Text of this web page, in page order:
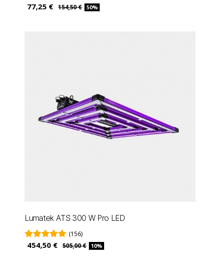
77,25 € 154,50 € 50%
Lumatek ATS 300 W Pro LED
(156)
454,50 € 505,00 € 10%